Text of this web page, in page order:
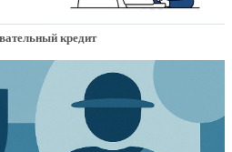
кредит